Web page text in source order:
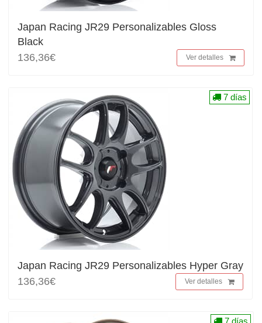
Japan Racing JR29 Personalizables Gloss
Black
136,36€
Ver detalles
Japan Racing JR29 Personalizables Hyper Gray
136,36€
Ver detalles
7 días
7 días